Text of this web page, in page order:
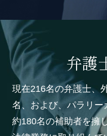
弁護
現在216名の弁護士、
名、および、パラリー
約180名の補助者を擁